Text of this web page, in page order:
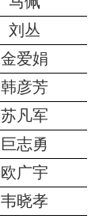
刘丛
金爱娟
韩彦芳
苏凡军
巨志勇
欧广宇
韦晓孝